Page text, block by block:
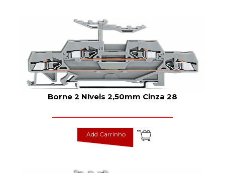
Borne 2 Níveis 2,50mm Cinza 28
Add Carrinho